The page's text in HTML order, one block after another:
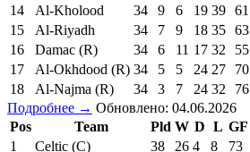
14
Al-Kholood 34 9 6 19 39 61
15
Al-Riyadh 34 7 9 18 35 63
16
Damac (R) 34 6 11 17 32 55
17
Al-Okhdood (R) 34 5 5 24 27 70
18
Al-Najma (R) 34 3 7 24 32 76
Подробнее → Обновлено: 04.06.2026
Pos
Team Pld W D L GF
1
Celtic (C) 38 26 4 8 73